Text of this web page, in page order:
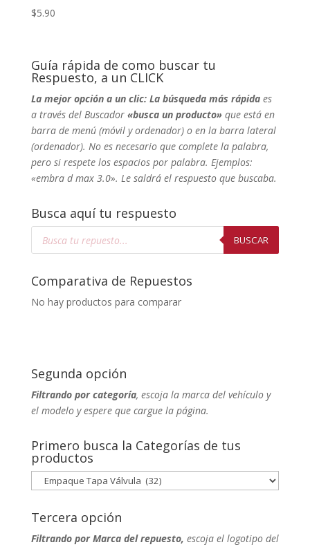
$5.90
Guía rápida de como buscar tu
Respuesto, a un CLICK
La mejor opción a un clic: La búsqueda más rápida es
a través del Buscador«busca un producto»que está en
barra de menú (móvil y ordenador) o en la barra lateral
(ordenador). Noes necesario que complete la palabra,
pero si respete los espacios por palabra. Ejemplos:
«embra d max 3.0». Le saldrá el respuesto que buscaba.
Busca aquí tu respuesto
Búsqueda
BUSCAR
Comparativa de Repuestos
No hay productos para comparar
Segunda opción
Filtrando por categoría, escoja la marca del vehículo y
el modelo y espere que cargue la página.
Primero busca la Categorías de tus
productos
Tercera opción
Filtrando por Marca del repuesto, escoja el logotipo del